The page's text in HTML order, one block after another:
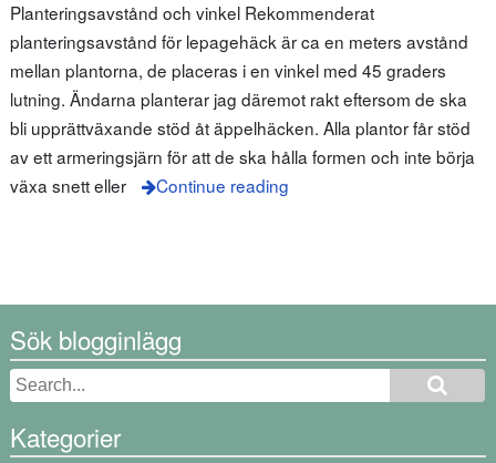
Planteringsavstånd och vinkel Rekommenderat
planteringsavstånd för lepagehäck är ca en meters avstånd
mellan plantorna, de placeras i en vinkel med 45 graders
lutning. Ändarna planterar jag däremot rakt eftersom de ska
bli upprättväxande stöd åt äppelhäcken. Alla plantor får stöd
av ett armeringsjärn för att de ska hålla formen och inte börja
växa snett eller
Continue reading
Sök blogginlägg
Kategorier